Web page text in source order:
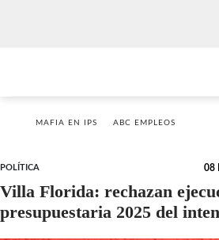
MAFIA EN IPS ABC EMPLEOS
POLÍTICA 08
Villa Florida: rechazan
presupuestaria 2025 del